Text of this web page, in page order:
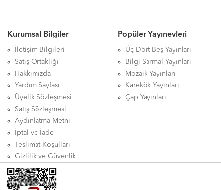
Kurumsal Bilgiler
İletişim Bilgileri
Satış Ortaklığı
Hakkımızda
Yardım Sayfası
Üyelik Sözleşmesi
Satış Sözleşmesi
Aydınlatma Metni
İptal ve İade
Teslimat Koşulları
Gizlilik ve Güvenlik
Popüler Yayınevleri
Üç Dört Beş Yayınları
Bilgi Sarmal Yayınları
Mozaik Yayınları
Karekök Yayınları
Çap Yayınları